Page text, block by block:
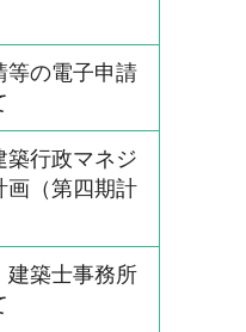
等の電子申請
築行政マネジ
画（第四期計
建築士事務所